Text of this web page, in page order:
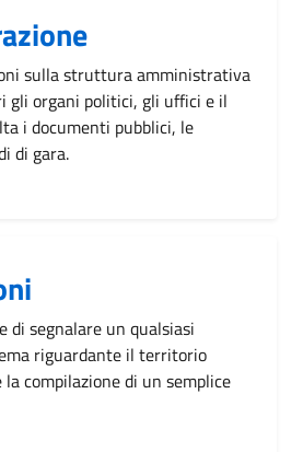
sulla struttura amministrativa
gli organi politici, gli uffici e il
i documenti pubblici, le
di gara.
di segnalare un qualsiasi
riguardante il territorio
compilazione di un semplice